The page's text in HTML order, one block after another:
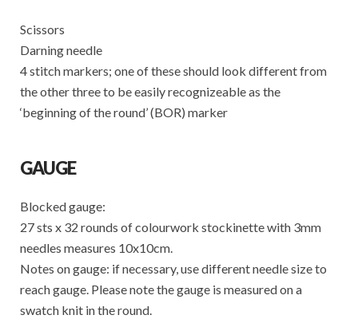
Scissors
Darning needle
4 stitch markers; one of these should look different from
the other three to be easily recognizeable as the
‘beginning of the round’ (BOR) marker
GAUGE
Blocked gauge:
27 sts x 32 rounds of colourwork stockinette with 3mm
needles measures 10x10cm.
Notes on gauge: if necessary, use different needle size to
reach gauge. Please note the gauge is measured on a
swatch knit in the round.